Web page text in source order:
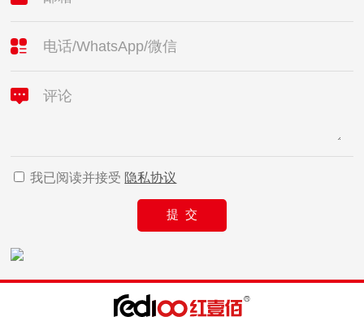
电话/WhatsApp/微信
评论
我已阅读并接受 隐私协议